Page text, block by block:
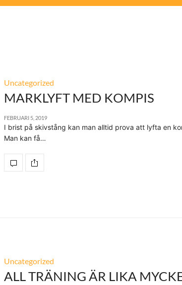
Uncategorized
MARKLYFT MED KOMPIS
FEBRUARI 5, 2019
I brist på skivstång kan man alltid prova att lyfta en
Man kan få…
Uncategorized
ALL TRÄNING ÄR LIKA